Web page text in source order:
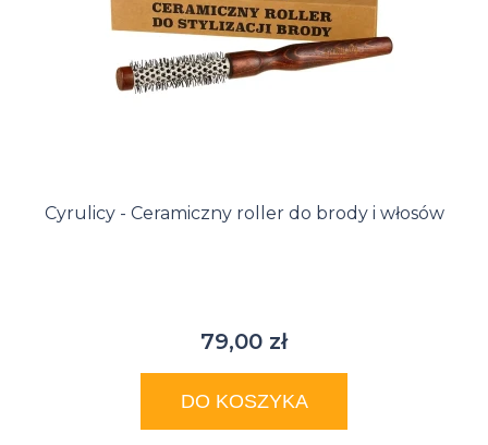
Cyrulicy - Ceramiczny roller do brody i włosów
79,00 zł
DO KOSZYKA